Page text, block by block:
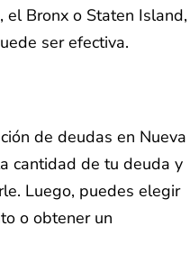
el Bronx o Staten Island,
ser efectiva.
de deudas en Nueva
cantidad de tu deuda y
Luego, puedes elegir
o obtener un